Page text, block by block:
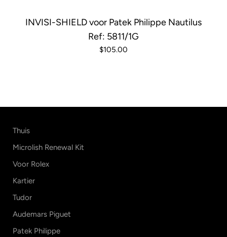
INVISI-SHIELD voor Patek Philippe Nautilus
Ref: 5811/1G
$105.00
Thuis
Microlish Renewal Kit
Voor Rolex
Kartier
Tudor
Audemars Piguet
Patek Philippe